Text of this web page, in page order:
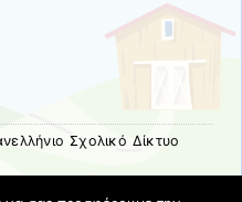
Σχολικό Δίκτυο